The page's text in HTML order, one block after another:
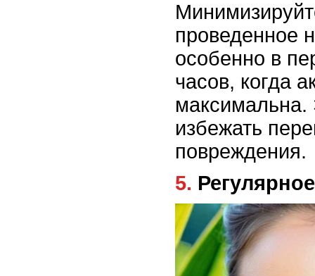
проведенное
особенно в
часов, когда
избежать
повреждения.
5.